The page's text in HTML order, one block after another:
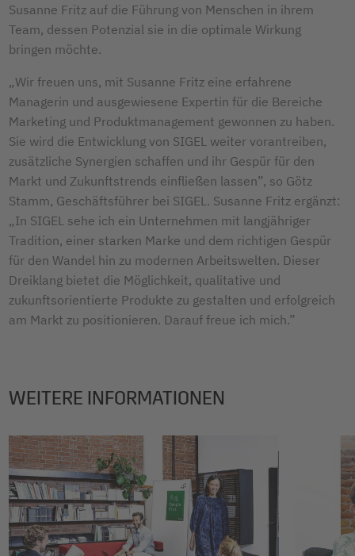
Susanne Fritz auf die Führung von Menschen in ihrem
Team, dessen Potenzial sie in die optimale Wirkung
bringen möchte.
„Wir freuen uns, mit Susanne Fritz eine erfahrene
Managerin und ausgewiesene Expertin für die Bereiche
Marketing und Produktmanagement gewonnen zu haben.
Sie wird die Entwicklung von SIGEL weiter vorantreiben,
zusätzliche Synergien schaffen und ihr Gespür für den
Markt und Zukunftstrends einfließen lassen”, so Götz
Stamm, Geschäftsführer bei SIGEL. Susanne Fritz ergänzt:
„In SIGEL sehe ich ein Unternehmen mit langjähriger
Tradition, einer starken Marke und dem richtigen Gespür
für den Wandel hin zu modernen Arbeitswelten. Dieser
Dreiklang bietet die Möglichkeit, qualitative und
zukunftsorientierte Produkte zu gestalten und erfolgreich
am Markt zu positionieren. Darauf freue ich mich.”
WEITERE INFORMATIONEN